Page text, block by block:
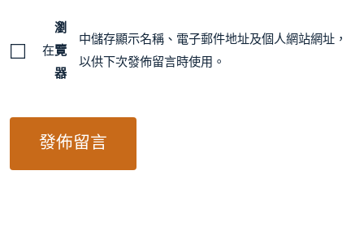
在
瀏
覽
器
中儲存顯示名稱、電子郵件地址及個人網站網址，
以供下次發佈留言時使用。